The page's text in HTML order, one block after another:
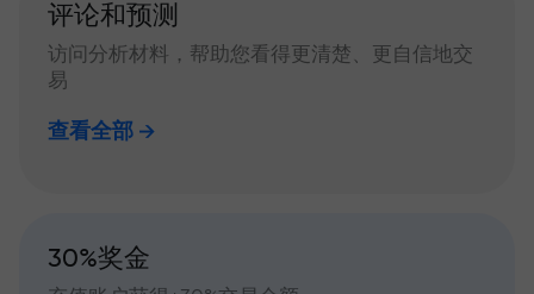
评论和预测
访问分析材料，帮助您看得更清楚、更自信地交
易
查看全部
30%奖金